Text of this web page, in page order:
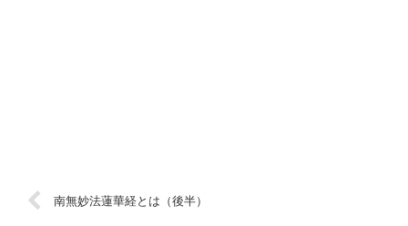
南無妙法蓮華経とは（後半）